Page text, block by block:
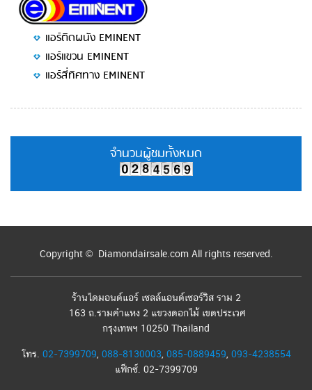
แอร์ติดผนัง EMINENT
แอร์แขวน EMINENT
แอร์สี่ทิศทาง EMINENT
จำนวนผู้ชมทั้งหมด
Copyright © Diamondairsale.com All rights reserved.
ร้านไดมอนด์แอร์ เซลล์แอนด์เซอร์วิส ราม 2
163 ถ.รามคำแหง 2 แขวงดอกไม้ เขตประเวศ
กรุงเทพฯ 10250 Thailand
โทร. 02-7399709, 088-8130003, 085-0889459, 093-4238554
แฟ็กซ์. 02-7399709